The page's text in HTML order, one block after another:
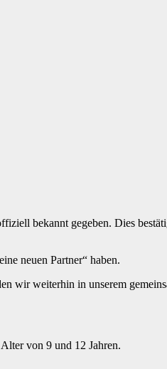
bekannt gegeben. Dies
neuen Partner“ haben.
wir weiterhin in unserem
von 9 und 12 Jahren.